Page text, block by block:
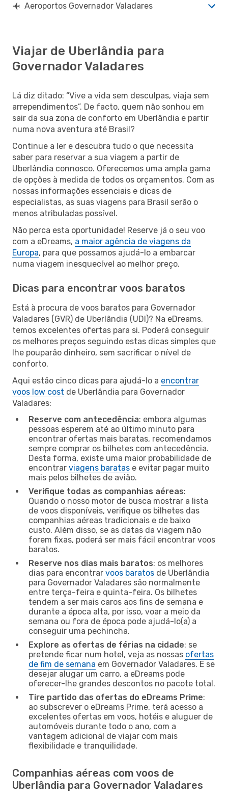
Aeroportos Governador Valadares
Viajar de Uberlândia para
Governador Valadares
Lá diz ditado: “Vive a vida sem desculpas, viaja sem
arrependimentos”. De facto, quem não sonhou em
sair da sua zona de conforto em Uberlândia e partir
numa nova aventura até Brasil?
Continue a ler e descubra tudo o que necessita
saber para reservar a sua viagem a partir de
Uberlândia connosco. Oferecemos uma ampla gama
de opções à medida de todos os orçamentos. Com as
nossas informações essenciais e dicas de
especialistas, as suas viagens para Brasil serão o
menos atribuladas possível.
Não perca esta oportunidade! Reserve já o seu voo
com a eDreams, a maior agência de viagens da
Europa, para que possamos ajudá-lo a embarcar
numa viagem inesquecível ao melhor preço.
Dicas para encontrar voos baratos
Está à procura de voos baratos para Governador
Valadares (GVR) de Uberlândia (UDI)? Na eDreams,
temos excelentes ofertas para si. Poderá conseguir
os melhores preços seguindo estas dicas simples que
lhe pouparão dinheiro, sem sacrificar o nível de
conforto.
Aqui estão cinco dicas para ajudá-lo a encontrar
voos low cost de Uberlândia para Governador
Valadares:
Reserve com antecedência: embora algumas
pessoas esperem até ao último minuto para
encontrar ofertas mais baratas, recomendamos
sempre comprar os bilhetes com antecedência.
Desta forma, existe uma maior probabilidade de
encontrar viagens baratas e evitar pagar muito
mais pelos bilhetes de avião.
Verifique todas as companhias aéreas:
Quando o nosso motor de busca mostrar a lista
de voos disponíveis, verifique os bilhetes das
companhias aéreas tradicionais e de baixo
custo. Além disso, se as datas da viagem não
forem fixas, poderá ser mais fácil encontrar voos
baratos.
Reserve nos dias mais baratos: os melhores
dias para encontrar voos baratos de Uberlândia
para Governador Valadares são normalmente
entre terça-feira e quinta-feira. Os bilhetes
tendem a ser mais caros aos fins de semana e
durante a época alta, por isso, voar a meio da
semana ou fora de época pode ajudá-lo(a) a
conseguir uma pechincha.
Explore as ofertas de férias na cidade: se
pretende ficar num hotel, veja as nossas ofertas
de fim de semana em Governador Valadares. E se
desejar alugar um carro, a eDreams pode
oferecer-lhe grandes descontos no pacote total.
Tire partido das ofertas do eDreams Prime:
ao subscrever o eDreams Prime, terá acesso a
excelentes ofertas em voos, hotéis e aluguer de
automóveis durante todo o ano, com a
vantagem adicional de viajar com mais
flexibilidade e tranquilidade.
Companhias aéreas com voos de
Uberlândia para Governador Valadares